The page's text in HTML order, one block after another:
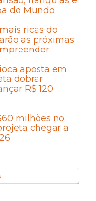
do Mundo
ricas do
as próximas
aposta em
dobrar
R$ 120
milhões no
chegar a